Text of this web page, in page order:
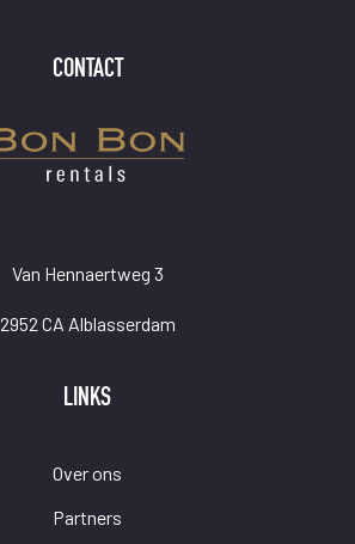
CONTACT
Van Hennaertweg 3
2952 CA Alblasserdam
LINKS
Over ons
Partners